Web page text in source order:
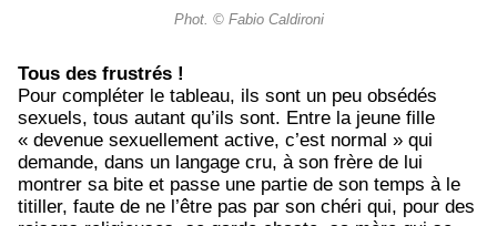
Phot. © Fabio Caldironi
Tous des frustrés !
Pour compléter le tableau, ils sont un peu obsédés
sexuels, tous autant qu’ils sont. Entre la jeune fille
« devenue sexuellement active, c’est normal » qui
demande, dans un langage cru, à son frère de lui
montrer sa bite et passe une partie de son temps à le
titiller, faute de ne l’être pas par son chéri qui, pour des